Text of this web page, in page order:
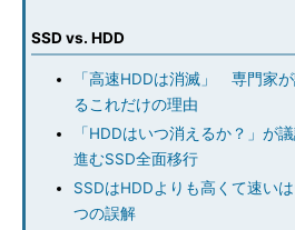
SSD vs. HDD
「高速HDDは消滅」 専門家
るこれだけの理由
「HDDはいつ消えるか？」が
進むSSD全面移行
SSDはHDDよりも高くて速い
つの誤解